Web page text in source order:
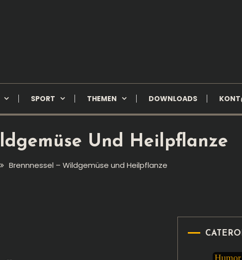
SPORT THEMEN DOWNLOADS
Und Heilpflanze
Brennnessel – Wildgemüse und Heilpflanze